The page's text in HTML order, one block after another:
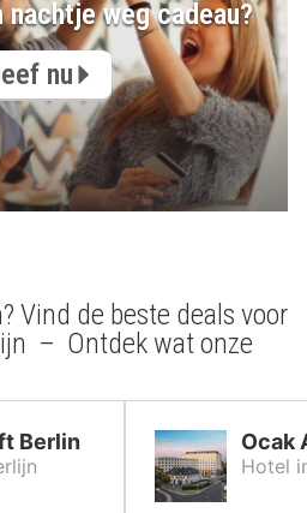
weg cadeau?
nu
Vind de beste deals voor
– Ontdek wat onze
Berlin Ocak
Hotel